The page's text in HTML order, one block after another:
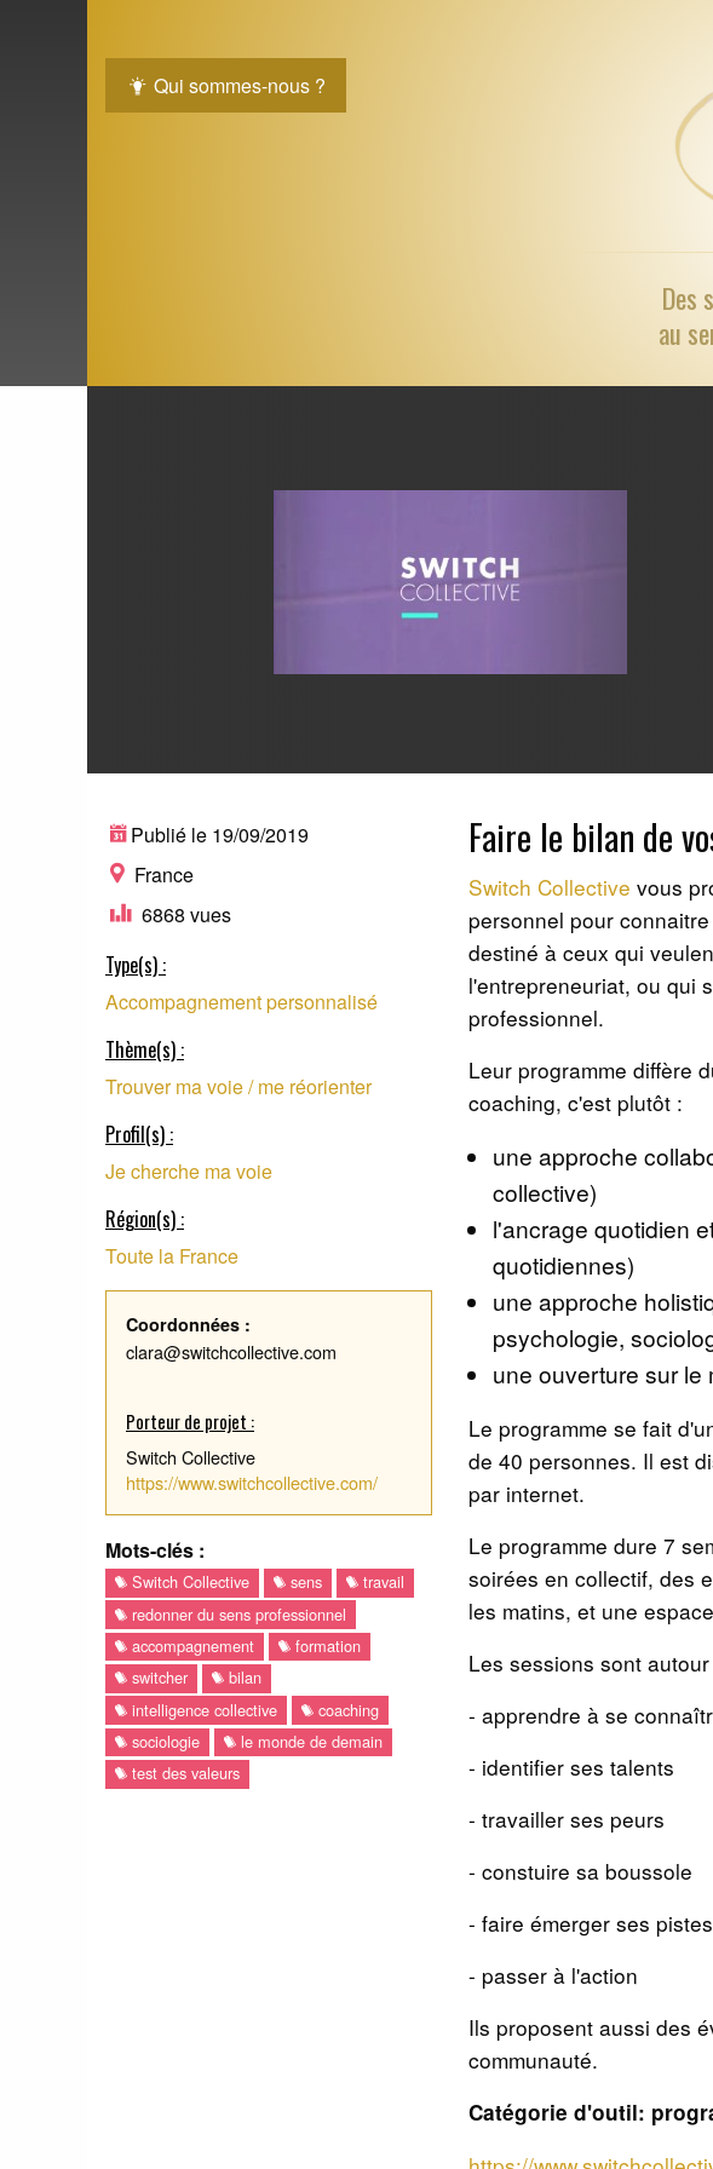
Qui sommes-nous ?
Des
au
Publié le 19/09/2019
France
6868 vues
Type(s) :
Accompagnement personnalisé
Thème(s) :
Trouver ma voie / me réorienter
Profil(s) :
Je cherche ma voie
Région(s) :
Toute la France
Coordonnées :
clara@switchcollective.com
Porteur de projet :
Switch Collective
https://www.switchcollective.com/
Mots-clés :
Switch Collective sens
travail
redonner du sens professionnel
accompagnement
formation
switcher
bilan
intelligence collective
coaching
sociologie
le monde de demain
test des valeurs
Faire le bilan de
Switch Collective vous
personnel pour
destiné à ceux qui
l'entrepreneuriat, ou qui
professionnel.
Leur programme diffère
coaching, c'est plutôt :
une approche
collective)
l'ancrage quotidien
quotidiennes)
une approche
psychologie,
une ouverture sur le
Le programme se fait
de 40 personnes. Il est
par internet.
Le programme dure 7
soirées en collectif, des
les matins, et une
Les sessions sont
- apprendre à se
- identifier ses talents
- travailler ses peurs
- constuire sa boussole
- faire émerger ses pistes
- passer à l'action
Ils proposent aussi des
communauté.
Catégorie d'outil: